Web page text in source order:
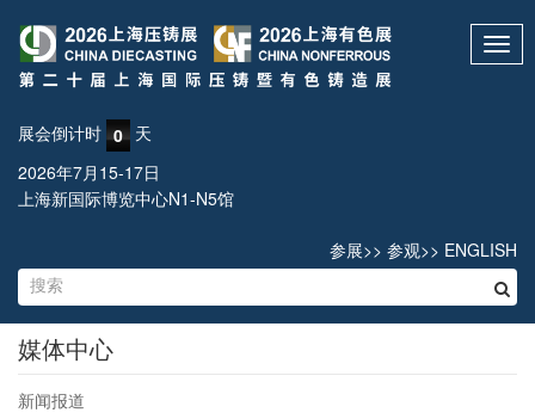
展会倒计时 0 天
2026年7月15-17日
上海新国际博览中心N1-N5馆
参展>> 参观>> ENGLISH
媒体中心
新闻报道